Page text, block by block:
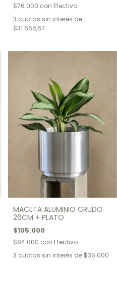
$76.000 con Efectivo
3 cuotas sin interés de
$31.666,67
MACETA ALUMINIO CRUDO
26CM + PLATO
$105.000
$84.000 con Efectivo
3 cuotas sin interés de $35.000